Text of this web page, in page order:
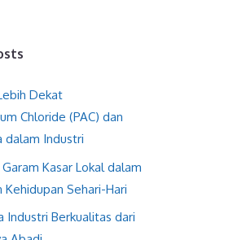
Dekat
Chloride (PAC) dan
dalam Industri
Kasar Lokal dalam
Kehidupan Sehari-Hari
Industri Berkualitas dari